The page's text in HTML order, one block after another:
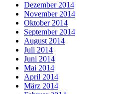
Dezember 2014
November 2014
Oktober 2014
September 2014
August 2014
Juli 2014
Juni 2014
Mai 2014
April 2014
März 2014